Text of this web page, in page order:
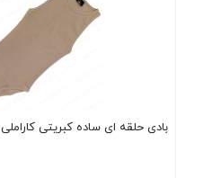
بادی حلقه ای ساده کبریتی کاراملی